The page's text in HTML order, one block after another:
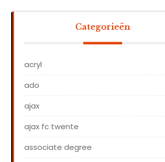
Categorieën
acryl
ado
ajax
ajax fc twente
associate degree